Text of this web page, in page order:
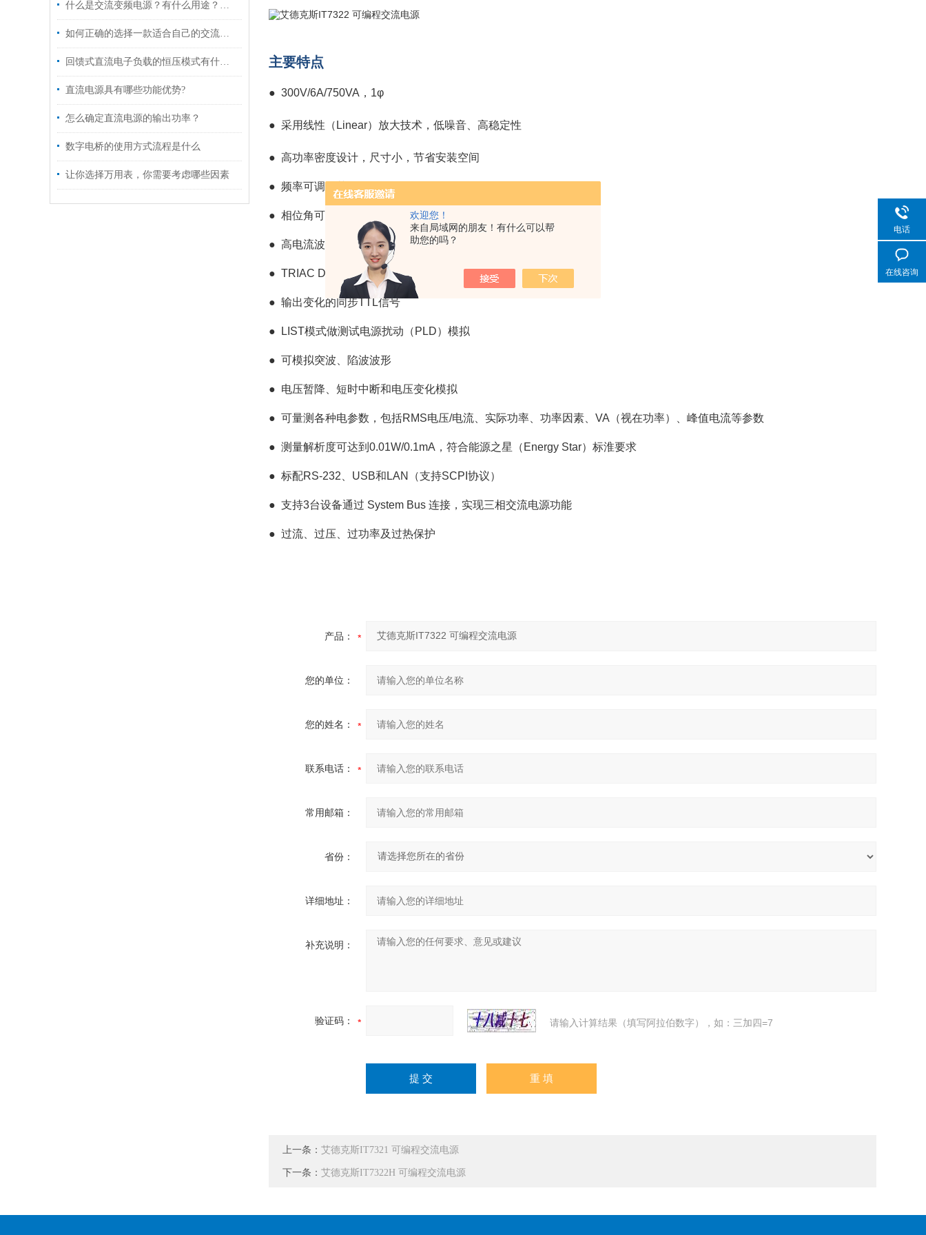
欢迎您！
来自局域网的朋友！有什么可以帮
助您的吗？
什么是交流变频电源？有什么用途？主要应用哪方面？
如何正确的选择一款适合自己的交流电源
回馈式直流电子负载的恒压模式有什么用途?
直流电源具有哪些功能优势?
怎么确定直流电源的输出功率？
数字电桥的使用方式流程是什么
让你选择万用表，你需要考虑哪些因素
主要特点
● 300V/6A/750VA，1φ
● 采用线性（Linear）放大技术，低噪音、高稳定性
● 高功率密度设计，尺寸小，节省安装空间
● 频率可调，范围：45Hz- 500Hz
● 相位角可调，范围：0-360°
● 高电流波峰因素，适用于浪涌电流测试
● TRIAC Dimmer 调光/调速器模拟功能
● 输出变化的同步TTL信号
● LIST模式做测试电源扰动（PLD）模拟
● 可模拟突波、陷波波形
● 电压暂降、短时中断和电压变化模拟
● 可量测各种电参数，包括RMS电压/电流、实际功率、功率因素、VA（视在功率）、峰值电流等参数
● 测量解析度可达到0.01W/0.1mA，符合能源之星（Energy Star）标淮要求
● 标配RS-232、USB和LAN（支持SCPI协议）
● 支持3台设备通过 System Bus 连接，实现三相交流电源功能
● 过流、过压、过功率及过热保护
产品：
您的单位：
您的姓名：
联系电话：
常用邮箱：
省份：
详细地址：
补充说明：
验证码： 请输入计算结果（填写阿拉伯数字），如：三加四=7
上一条： 艾德克斯IT7321 可编程交流电源
下一条： 艾德克斯IT7322H 可编程交流电源
电话
在线咨询